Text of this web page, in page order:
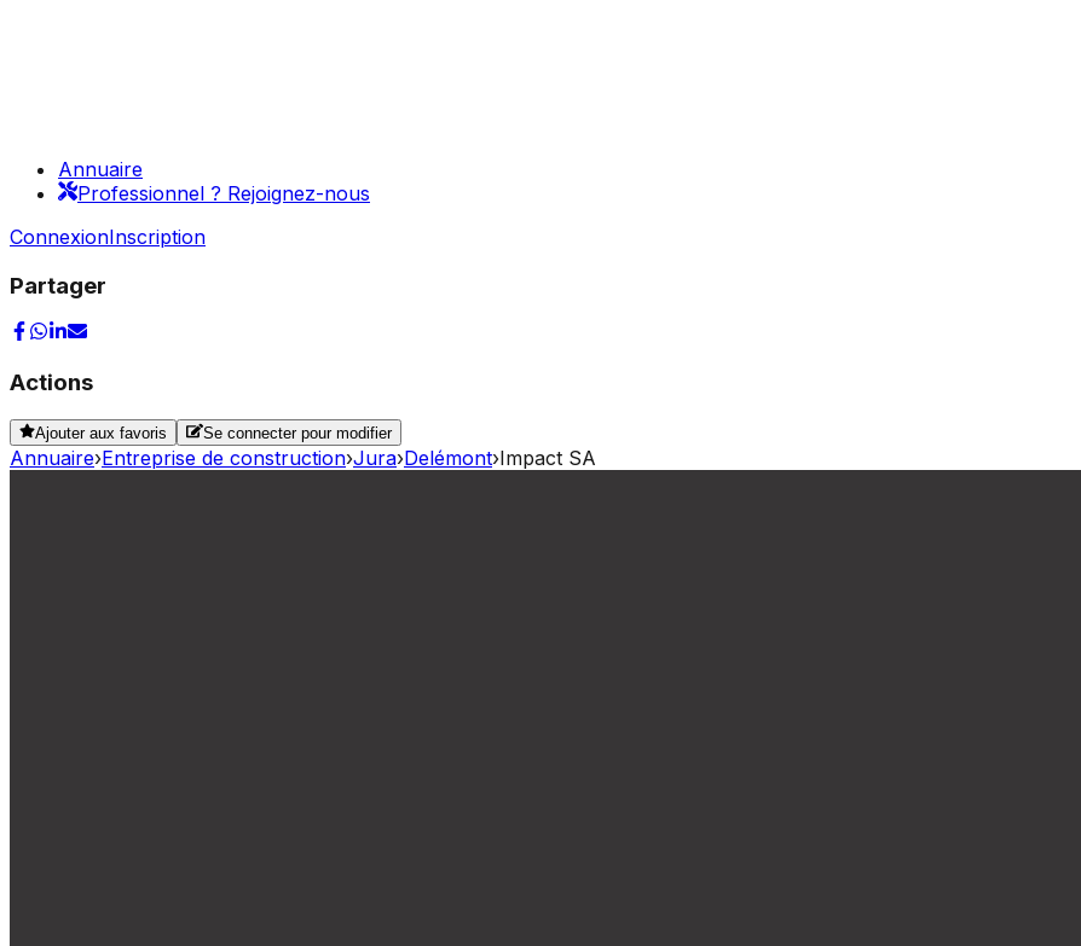
Annuaire
Professionnel ? Rejoignez-nous
ConnexionInscription
Partager
Actions
Ajouter aux favoris Se connecter pour modifier
Annuaire›Entreprise de construction›Jura›Delémont›Impact SA